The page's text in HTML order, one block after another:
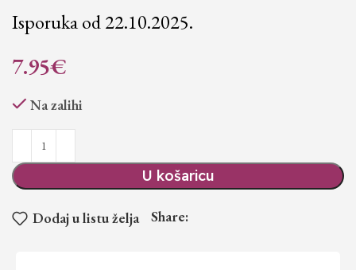
Isporuka od 22.10.2025.
7.95€
Na zalihi
U košaricu
Dodaj u listu želja Share: